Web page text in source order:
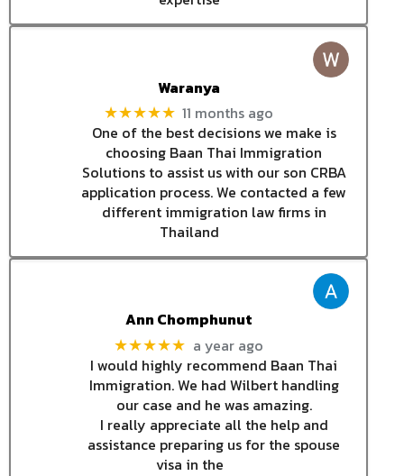
Waranya
★★★★★ 11 months ago
One of the best decisions we make is
choosing Baan Thai Immigration
Solutions to assist us with our son CRBA
application process. We contacted a few
different immigration law firms in
Thailand
Ann Chomphunut
★★★★★ a year ago
I would highly recommend Baan Thai
Immigration. We had Wilbert handling
our case and he was amazing.
I really appreciate all the help and
assistance preparing us for the spouse
visa in the